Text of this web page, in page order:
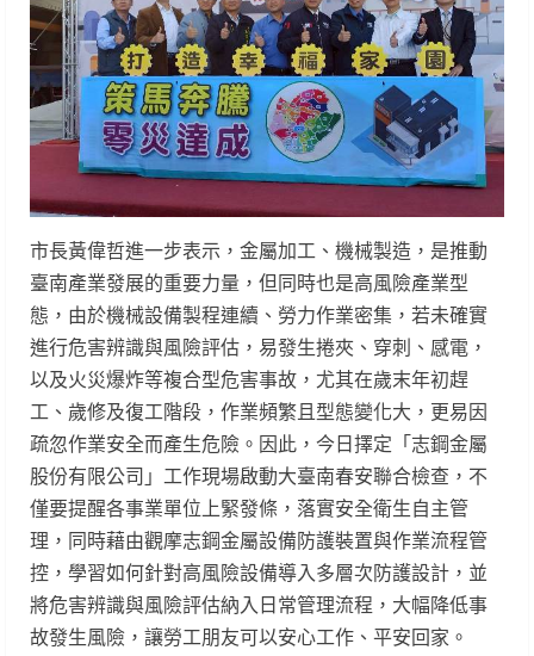
市長黃偉哲進一步表示，金屬加工、機械製造，是推動
臺南產業發展的重要力量，但同時也是高風險產業型
態，由於機械設備製程連續、勞力作業密集，若未確實
進行危害辨識與風險評估，易發生捲夾、穿刺、感電，
以及火災爆炸等複合型危害事故，尤其在歲末年初趕
工、歲修及復工階段，作業頻繁且型態變化大，更易因
疏忽作業安全而產生危險。因此，今日擇定「志鋼金屬
股份有限公司」工作現場啟動大臺南春安聯合檢查，不
僅要提醒各事業單位上緊發條，落實安全衛生自主管
理，同時藉由觀摩志鋼金屬設備防護裝置與作業流程管
控，學習如何針對高風險設備導入多層次防護設計，並
將危害辨識與風險評估納入日常管理流程，大幅降低事
故發生風險，讓勞工朋友可以安心工作、平安回家。